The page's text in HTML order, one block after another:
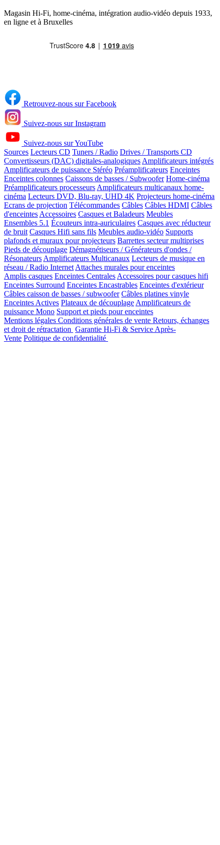
Magasin Hi-Fi, home-cinéma, intégration audio-vidéo depuis 1933,
en ligne et à Bruxelles
Retrouvez-nous sur Facebook
Suivez-nous sur Instagram
Suivez-nous sur YouTube
Sources Lecteurs CD Tuners / Radio Drives / Transports CD
Convertisseurs (DAC) digitales-analogiques Amplificateurs intégrés
Amplificateurs de puissance Stéréo Préamplificateurs Enceintes
Enceintes colonnes Caissons de basses / Subwoofer Home-cinéma
Préamplificateurs processeurs Amplificateurs multicanaux home-
cinéma Lecteurs DVD, Blu-ray, UHD 4K Projecteurs home-cinéma
Ecrans de projection Télécommandes Câbles Câbles HDMI Câbles
d'enceintes Accessoires Casques et Baladeurs Meubles
Ensembles 5.1 Écouteurs intra-auriculaires Casques avec réducteur
de bruit Casques Hifi sans fils Meubles audio-vidéo Supports
plafonds et muraux pour projecteurs Barrettes secteur multiprises
Pieds de découplage Démagnétiseurs / Générateurs d'ondes /
Résonateurs Amplificateurs Multicanaux Lecteurs de musique en
réseau / Radio Internet Attaches murales pour enceintes
Amplis casques Enceintes Centrales Accessoires pour casques hifi
Enceintes Surround Enceintes Encastrables Enceintes d'extérieur
Câbles caisson de basses / subwoofer Câbles platines vinyle
Enceintes Actives Plateaux de découplage Amplificateurs de
puissance Mono Support et pieds pour enceintes
Mentions légales Conditions générales de vente Retours, échanges
et droit de rétractation Garantie Hi-Fi & Service Après-
Vente Politique de confidentialité